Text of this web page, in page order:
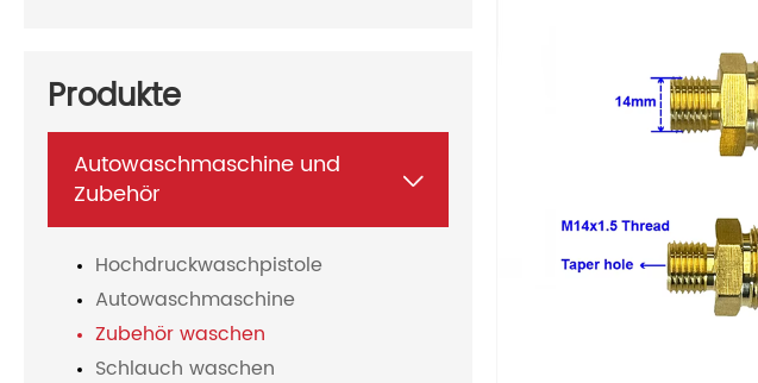
Produkte
Autowaschmaschine und
Zubehör

Hochdruckwaschpistole
Autowaschmaschine
Zubehör waschen
Schlauch waschen